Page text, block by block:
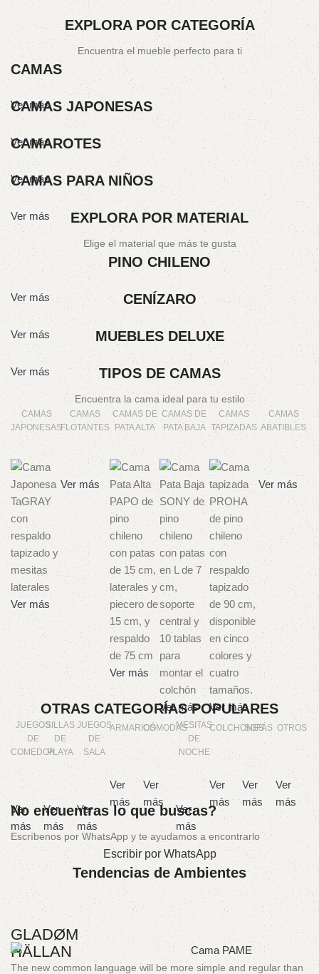
EXPLORA POR CATEGORÍA
Encuentra el mueble perfecto para ti
CAMAS
Ver más
CAMAS JAPONESAS
Ver más
CAMAROTES
Ver más
CAMAS PARA NIÑOS
Ver más EXPLORA POR MATERIAL
Elige el material que más te gusta
PINO CHILENO
Ver más CENÍZARO
Ver más MUEBLES DELUXE
Ver más TIPOS DE CAMAS
Encuentra la cama ideal para tu estilo
CAMAS
JAPONESAS
Ver más
CAMAS
FLOTANTES
Ver más
CAMAS DE
PATA ALTA
Ver más
CAMAS DE
PATA BAJA
Ver más
CAMAS
TAPIZADAS
Ver más
CAMAS
ABATIBLES
Ver más
OTRAS CATEGORÍAS POPULARES
JUEGOS
DE
COMEDOR
Ver
más
SILLAS
DE
PLAYA
Ver
más
JUEGOS
DE
SALA
Ver
más
ARMARIOS
Ver
más
CÓMODAS
Ver
más
MESITAS
DE
NOCHE
Ver
más
COLCHONES
Ver
más
SOFÁS
Ver
más
OTROS
Ver
más
No encuentras lo que buscas?
Escríbenos por WhatsApp y te ayudamos a encontrarlo
Escribir por WhatsApp
Tendencias de Ambientes
GLADØM
The new common language will be more simple and regular than
HÄLLAN